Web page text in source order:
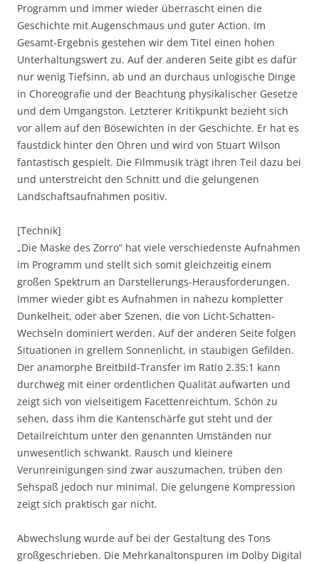
Programm und immer wieder überrascht einen die
Geschichte mit Augenschmaus und guter Action. Im
Gesamt-Ergebnis gestehen wir dem Titel einen hohen
Unterhaltungswert zu. Auf der anderen Seite gibt es dafür
nur wenig Tiefsinn, ab und an durchaus unlogische Dinge
in Choreografie und der Beachtung physikalischer Gesetze
und dem Umgangston. Letzterer Kritikpunkt bezieht sich
vor allem auf den Bösewichten in der Geschichte. Er hat es
faustdick hinter den Ohren und wird von Stuart Wilson
fantastisch gespielt. Die Filmmusik trägt ihren Teil dazu bei
und unterstreicht den Schnitt und die gelungenen
Landschaftsaufnahmen positiv.
[Technik]
„Die Maske des Zorro“ hat viele verschiedenste Aufnahmen
im Programm und stellt sich somit gleichzeitig einem
großen Spektrum an Darstellerungs-Herausforderungen.
Immer wieder gibt es Aufnahmen in nahezu kompletter
Dunkelheit, oder aber Szenen, die von Licht-Schatten-
Wechseln dominiert werden. Auf der anderen Seite folgen
Situationen in grellem Sonnenlicht, in staubigen Gefilden.
Der anamorphe Breitbild-Transfer im Ratio 2.35:1 kann
durchweg mit einer ordentlichen Qualität aufwarten und
zeigt sich von vielseitigem Facettenreichtum. Schön zu
sehen, dass ihm die Kantenschärfe gut steht und der
Detailreichtum unter den genannten Umständen nur
unwesentlich schwankt. Rausch und kleinere
Verunreinigungen sind zwar auszumachen, trüben den
Sehspaß jedoch nur minimal. Die gelungene Kompression
zeigt sich praktisch gar nicht.
Abwechslung wurde auf bei der Gestaltung des Tons
großgeschrieben. Die Mehrkanaltonspuren im Dolby Digital